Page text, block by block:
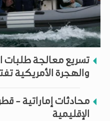
تسريع معالجة طلبات
والهجرة الأمريكية
محادثات إماراتية -
الإقليمية